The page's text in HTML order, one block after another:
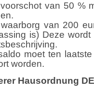
van 50 %
van 200
is) Deze
moet ten
worden.
Hausordnung